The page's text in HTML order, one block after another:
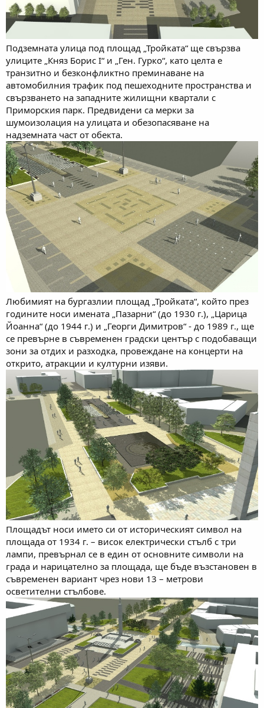
Подземната улица под площад „Тройката“ ще свързва
улиците „Княз Борис I“ и „Ген. Гурко“, като целта е
транзитно и безконфликтно преминаване на
автомобилния трафик под пешеходните пространства и
свързването на западните жилищни квартали с
Приморския парк. Предвидени са мерки за
шумоизолация на улицата и обезопасяване на
надземната част от обекта.
Любимият на бургазлии площад „Тройката“, който през
годините носи имената „Пазарни“ (до 1930 г.), „Царица
Йоанна“ (до 1944 г.) и „Георги Димитров“ - до 1989 г., ще
се превърне в съвременен градски център с подобаващи
зони за отдих и разходка, провеждане на концерти на
открито, атракции и културни изяви.
Площадът носи името си от историческият символ на
площада от 1934 г. – висок електрически стълб с три
лампи, превърнал се в един от основните символи на
града и нарицателно за площада, ще бъде възстановен в
съвременен вариант чрез нови 13 – метрови
осветителни стълбове.